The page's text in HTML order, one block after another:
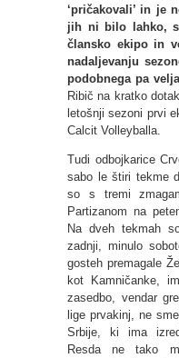
‘pričakovali’ in je
jih ni bilo lahko,
člansko ekipo in
nadaljevanju
podobnega pa
Ribič na kratko
letošnji sezoni prvi
Calcit Volleyballa.
Tudi odbojkarice
sabo le štiri tekme
so s tremi
Partizanom na
Na dveh tekmah
zadnji, minulo
gosteh premagale
kot Kamničanke,
zasedbo, vendar
lige prvakinj, ne
Srbije, ki ima
Resda ne tako